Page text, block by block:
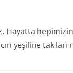
Hayatta
yeşiline takılan